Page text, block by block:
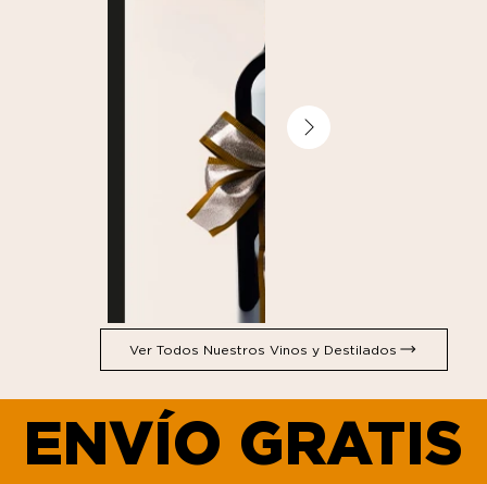
Dignos de Compartir
Ver Todos Nuestros Vinos y Destilados
ENVÍO GRATIS
ENVÍO GRATIS